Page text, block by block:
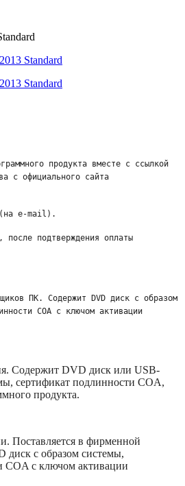
продукта вместе с ссылкой
с официального сайта
(на e-mail).
подтверждения оплаты
ПК. Содержит DVD диск с образом
COA с ключом активации
Содержит DVD диск или USB-
сертификат подлинности COA,
продукта.
Поставляется в фирменной
диск с образом системы,
COA с ключом активации